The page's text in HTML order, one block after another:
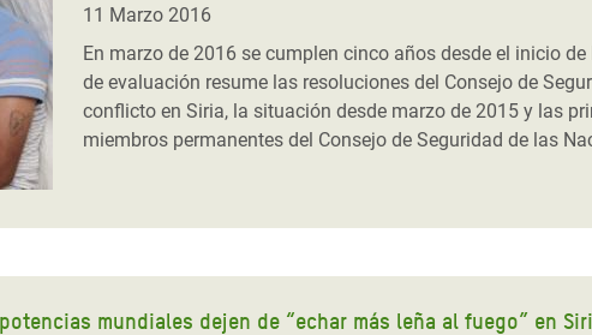
11 Marzo 2016
En marzo de 2016 se cumplen cinco años desde el inicio
de evaluación resume las resoluciones del Consejo de
conflicto en Siria, la situación desde marzo de 2015 y las
miembros permanentes del Consejo de Seguridad de las
mundiales dejen de “echar más leña al fuego” en